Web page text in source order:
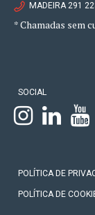
MADEIRA 291
* Chamadas sem
SOCIAL
POLÍTICA DE
POLÍTICA DE